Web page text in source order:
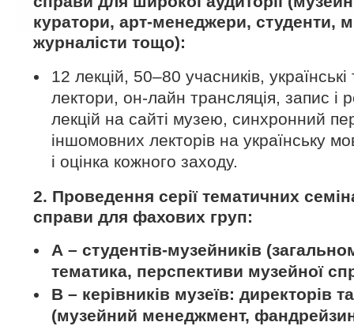
куратори, арт-менеджери, студенти,
журналісти тощо):
12 лекцій, 50–80 учасників, українські
лектори, он-лайн трансляція, запис і
лекцій на сайті музею, синхронний
іншомовних лекторів на українську
і оцінка кожного заходу.
2. Проведення серії тематичних
справи для фахових груп:
А – студентів-музейників
тематика, перспективи музейної
B – керівників музеїв: директорів
(музейний менеджмент,